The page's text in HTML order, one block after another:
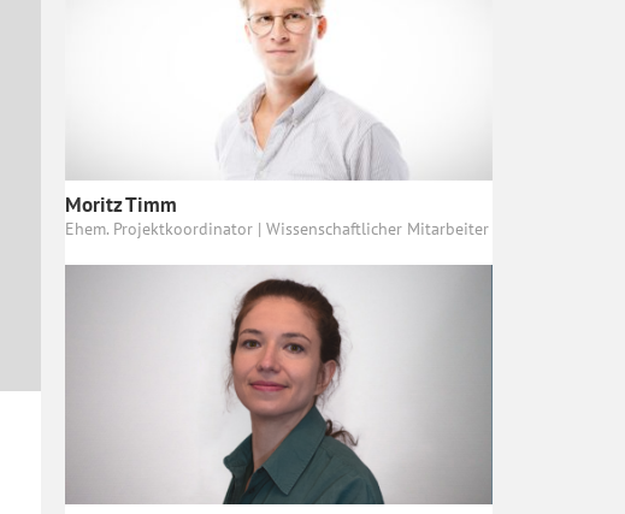
Moritz Timm
Ehem. Projektkoordinator | Wissenschaftlicher Mitarbeiter